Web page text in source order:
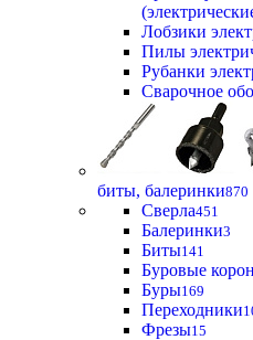
Лобзики
Пилы
Рубанки
Сварочное
биты, балеринки870
Сверла451
Балеринки3
Биты141
Буровые
Буры169
Переходники
Фрезы15